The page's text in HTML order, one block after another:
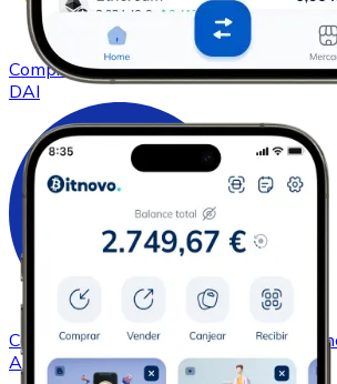
ComprarDAIcon transferencia bancaria
DAI
ComprarCardanocon transferencia
ADA